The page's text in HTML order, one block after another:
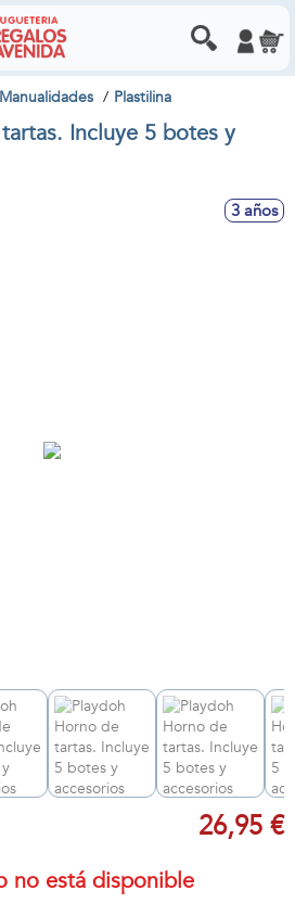
Manualidades Plastilina
Incluye 5 botes y
3 años
26,95 €
no está disponible